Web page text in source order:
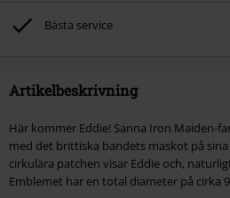
Bästa service
Artikelbeskrivning
Här kommer Eddie! Sanna Iron Maiden-
med det brittiska bandets maskot på
cirkulära patchen visar Eddie och,
Emblemet har en total diameter på cirka